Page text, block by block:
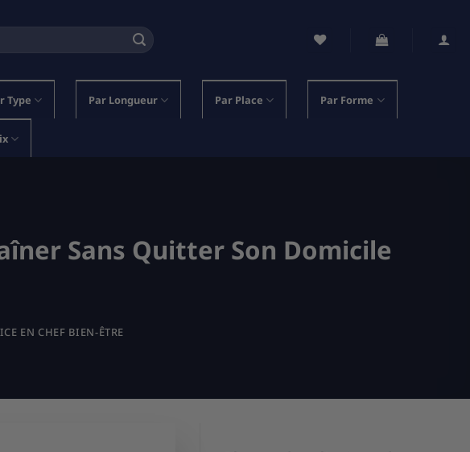
Type Par Longueur Par Place Par Forme
Sans Quitter Son Domicile
EN CHEF BIEN-ÊTRE